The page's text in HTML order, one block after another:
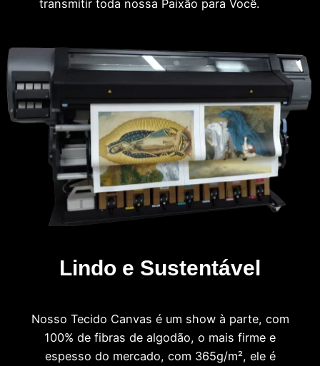
transmitir toda nossa Paixão para Você.
Lindo e Sustentável
Nosso Tecido Canvas é um show à parte, com
100% de fibras de algodão, o mais firme e
espesso do mercado, com 365g/m², ele é